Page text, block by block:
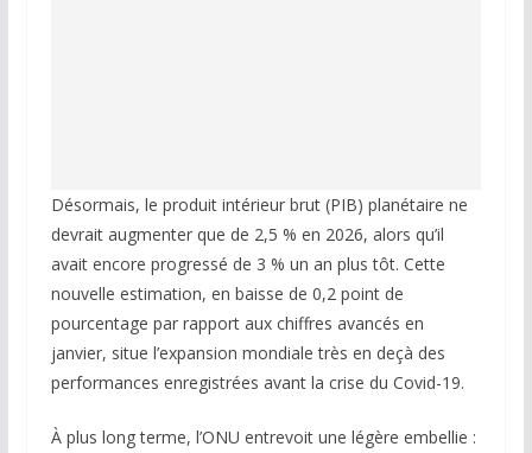
Désormais, le produit intérieur brut (PIB) planétaire ne
devrait augmenter que de 2,5 % en 2026, alors qu’il
avait encore progressé de 3 % un an plus tôt. Cette
nouvelle estimation, en baisse de 0,2 point de
pourcentage par rapport aux chiffres avancés en
janvier, situe l’expansion mondiale très en deçà des
performances enregistrées avant la crise du Covid-19.
À plus long terme, l’ONU entrevoit une légère embellie :